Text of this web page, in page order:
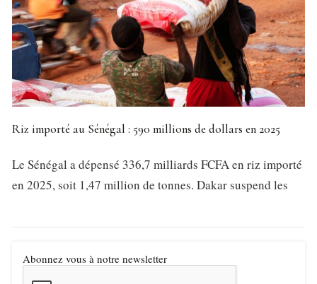
Riz importé au Sénégal : 590 millions de dollars en 2025
Le Sénégal a dépensé 336,7 milliards FCFA en riz importé
en 2025, soit 1,47 million de tonnes. Dakar suspend les
Abonnez vous à notre newsletter